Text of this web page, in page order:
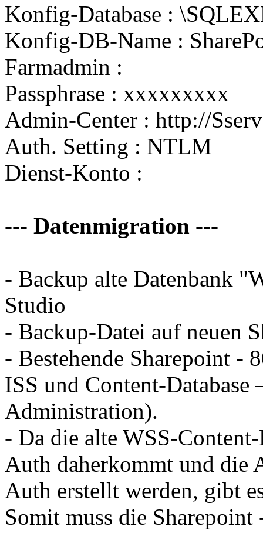
Konfig-Database :
Konfig-DB-Name :
Farmadmin :
Passphrase : xxxxxxxxx
Admin-Center : http://
Auth. Setting : NTLM
Dienst-Konto :
--- Datenmigration ---
- Backup alte Datenbank
Studio
- Backup-Datei auf neuen
- Bestehende Sharepoint -
ISS und Content-
Administration).
- Da die alte WSS-
Auth daherkommt und die
Auth erstellt werden, gibt
Somit muss die